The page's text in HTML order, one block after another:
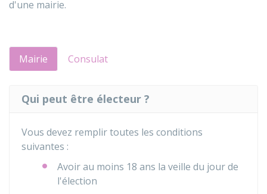
d'une mairie.
Mairie Consulat
Qui peut être électeur ?
Vous devez remplir toutes les conditions
suivantes :
Avoir au moins 18 ans la veille du jour de
l'élection